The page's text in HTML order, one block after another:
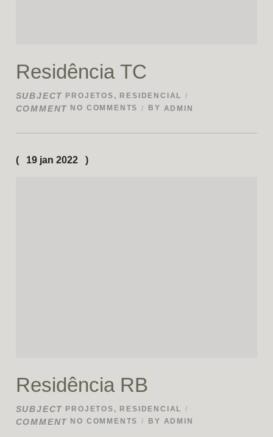
Residência TC
SUBJECT PROJETOS , RESIDENCIAL
COMMENT NO COMMENTS BY ADMIN
19 jan 2022
Residência RB
SUBJECT PROJETOS , RESIDENCIAL
COMMENT NO COMMENTS BY ADMIN